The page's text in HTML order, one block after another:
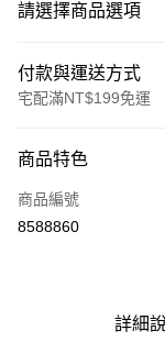
請選擇商品選項
付款與運送方式
宅配滿NT$199免運
信用卡一次付款
信用卡分期付款
上海商業儲蓄銀行
合作金庫商業銀行
商品特色
商品編號
8588860
詳細